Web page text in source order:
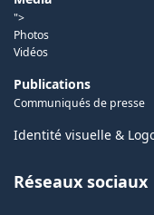
">
Photos
Vidéos
Publications
Communiqués de presse
Identité visuelle &
Réseaux sociaux